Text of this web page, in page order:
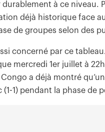
durablement à ce niveau.
déjà historique face
de groupes selon des
concerné par ce
mercredi 1er juillet à
a déjà montré
(1-1) pendant la phase de